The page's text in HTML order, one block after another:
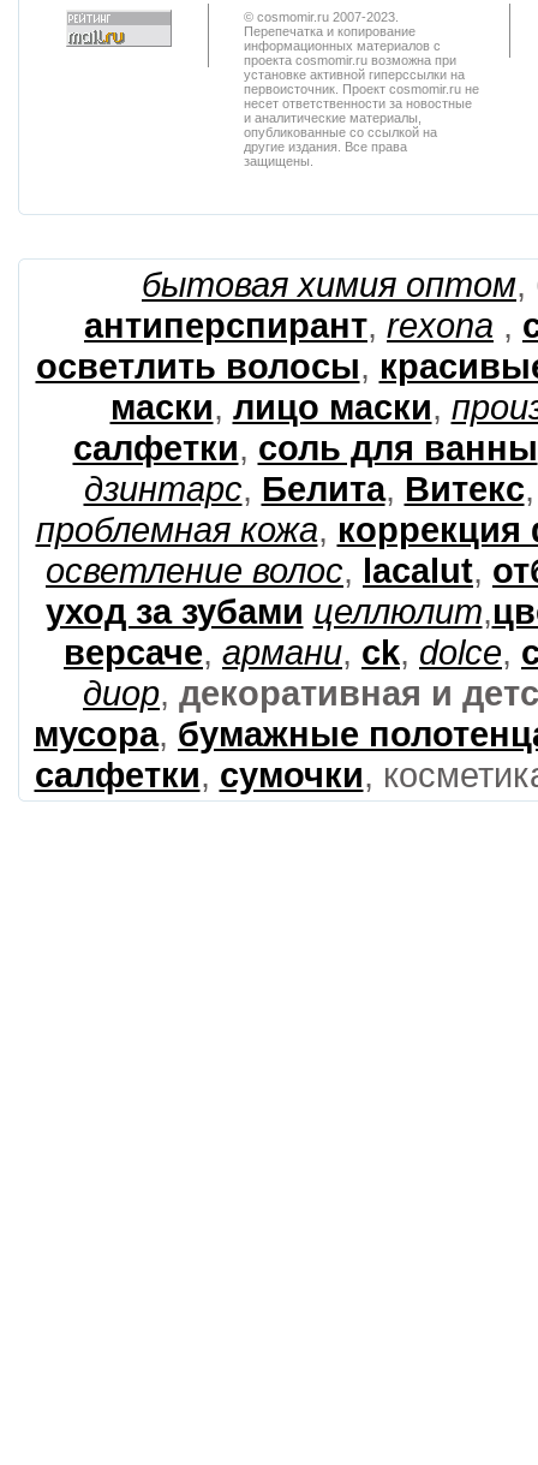
© cosmomir.ru 2007-2023.
Перепечатка и копирование
информационных материалов с
проекта cosmomir.ru возможна при
установке активной гиперссылки на
первоисточник. Проект cosmomir.ru не
несет ответственности за новостные
и аналитические материалы,
опубликованные со ссылкой на
другие издания. Все права
защищены.
бытовая химия оптом,
антиперспирант, rexona ,
осветлить волосы,
маски, лицо маски,
салфетки, соль для ванны
дзинтарс, Белита, Витекс
проблемная кожа,
осветление волос, lacalut,
уход за зубами целлюлит,
версаче, армани, ck, dolce,
диор, декоративная и
мусора, бумажные
салфетки, сумочки,